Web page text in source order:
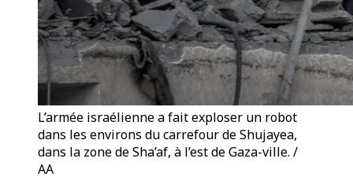
L’armée israélienne a fait exploser un robot
dans les environs du carrefour de Shujayea,
dans la zone de Sha’af, à l’est de Gaza-ville. /
AA